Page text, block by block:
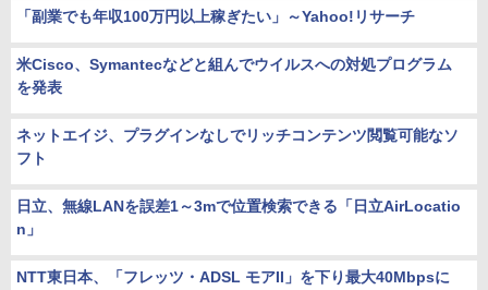
「副業でも年収100万円以上稼ぎたい」～Yahoo!リサーチ
米Cisco、Symantecなどと組んでウイルスへの対処プログラム
を発表
ネットエイジ、プラグインなしでリッチコンテンツ閲覧可能なソ
フト
日立、無線LANを誤差1～3mで位置検索できる「日立AirLocatio
n」
NTT東日本、「フレッツ・ADSL モアII」を下り最大40Mbpsに